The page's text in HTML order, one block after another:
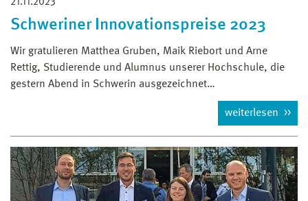
21.11.2023
Schweriner Innovationspreise 2023
Wir gratulieren Matthea Gruben, Maik Riebort und Arne
Rettig, Studierende und Alumnus unserer Hochschule, die
gestern Abend in Schwerin ausgezeichnet…
weiterlesen